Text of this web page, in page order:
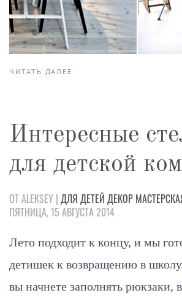
ЧИТАТЬ ДАЛЕЕ
Интересные
для детской
ОТ ALEKSEY | ДЛЯ ДЕТЕЙ ДЕКОР
ПЯТНИЦА, 15 АВГУСТА 2014
Лето подходит к концу, и мы
детишек к возвращению в
вы начнете заполнять рюкзаки,